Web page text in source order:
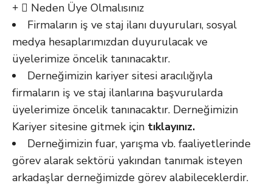
Neden Üye Olmalısınız
Firmaların iş ve staj ilanı duyuruları, sosyal
medya hesaplarımızdan duyurulacak ve
üyelerimize öncelik tanınacaktır.
Derneğimizin kariyer sitesi aracılığıyla
firmaların iş ve staj ilanlarına başvurularda
üyelerimize öncelik tanınacaktır. Derneğimizin
Kariyer sitesine gitmek için tıklayınız.
Derneğimizin fuar, yarışma vb. faaliyetlerinde
görev alarak sektörü yakından tanımak isteyen
arkadaşlar derneğimizde görev alabileceklerdir.